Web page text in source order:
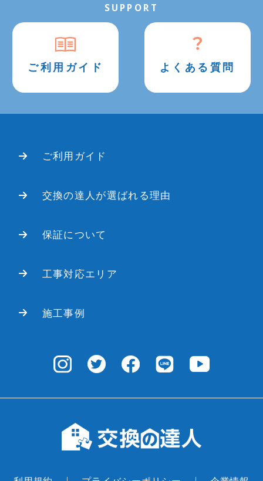
SUPPORT
ご利用ガイド よくある質問
ご利用ガイド
交換の達人が選ばれる理由
保証について
工事対応エリア
施工事例